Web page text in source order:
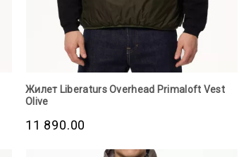
Жилет Liberaturs Overhead Primaloft Vest
Olive
11 890.00